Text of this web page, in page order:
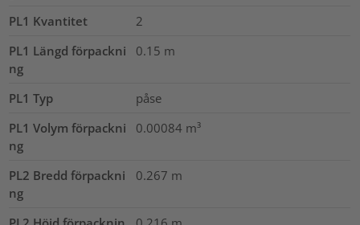
PL1 Kvantitet
2
PL1 Längd förpackni
ng
0.15 m
PL1 Typ
påse
PL1 Volym förpackni
ng
0.00084 m³
PL2 Bredd förpackni
ng
0.267 m